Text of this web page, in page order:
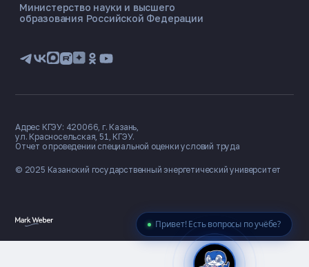
Привет! Есть вопросы по учёбе?
📋 Приёмная комиссия
🏠 Общежитие
Министерство науки и высшего
образования Российской Федерации
© 2025 Казанский государственный энергетический университет
Адрес КГЭУ: 420066, г. Казань,
ул. Красносельская, 51, КГЭУ.
Отчет о проведении специальной оценки условий труда